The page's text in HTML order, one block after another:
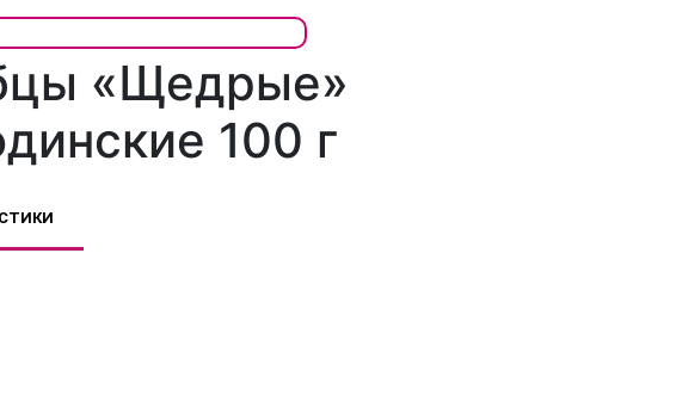
«Щедрые»
100 г